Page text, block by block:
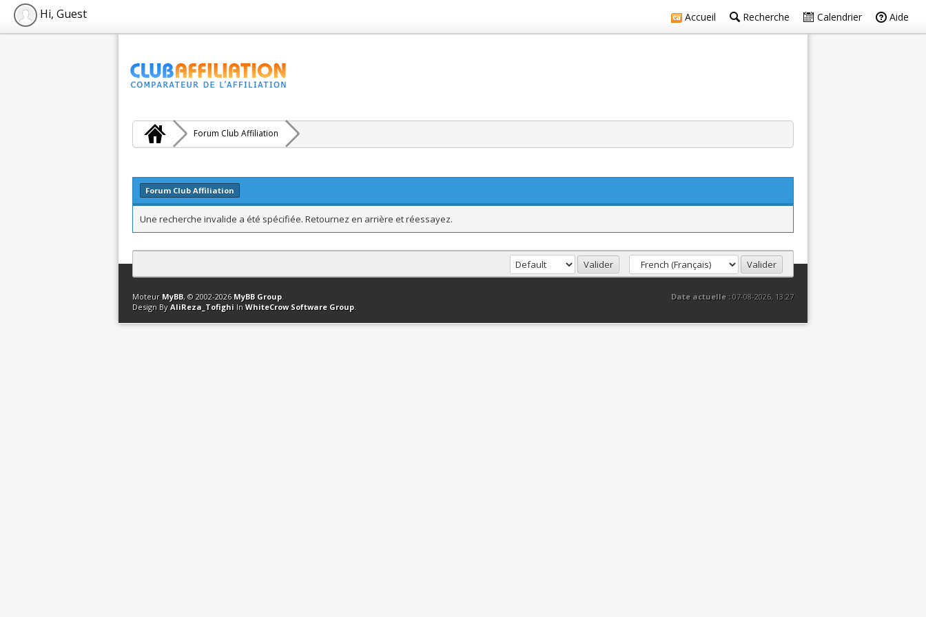
Accueil Recherche Calendrier Aide
Hi, Guest
Forum Club Affiliation
Forum Club Affiliation
Une recherche invalide a été spécifiée. Retournez en arrière et réessayez.
Contact Club Affiliation Retourner en haut Version bas-débit (Archivé) Syndication RSS
Date actuelle :07-08-2026, 13:27
Moteur MyBB, © 2002-2026 MyBB Group.
Design By AliReza_Tofighi In WhiteCrow Software Group.